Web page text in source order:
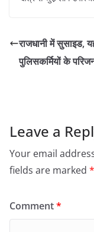
राजधानी में सुसाइड,
पुलिसकर्मियों के
Leave a
Your email
fields are marked *
Comment*